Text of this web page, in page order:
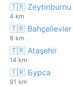
🇹🇷 Zeytinburnu
4 km
🇹🇷 Bahçelievler
8 km
🇹🇷 Ataşehir
14 km
🇹🇷 Бурса
91 km